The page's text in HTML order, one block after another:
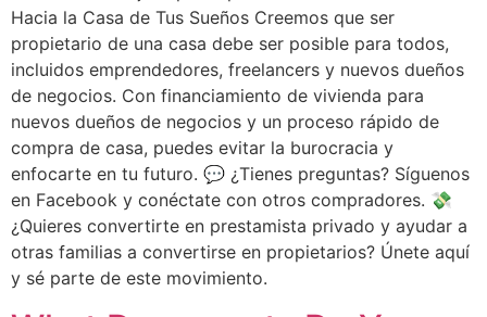
Hacia la Casa de Tus Sueños Creemos que ser
propietario de una casa debe ser posible para todos,
incluidos emprendedores, freelancers y nuevos dueños
de negocios. Con financiamiento de vivienda para
nuevos dueños de negocios y un proceso rápido de
compra de casa, puedes evitar la burocracia y
enfocarte en tu futuro. 💬 ¿Tienes preguntas? Síguenos
en Facebook y conéctate con otros compradores. 💸
¿Quieres convertirte en prestamista privado y ayudar a
otras familias a convertirse en propietarios? Únete aquí
y sé parte de este movimiento.